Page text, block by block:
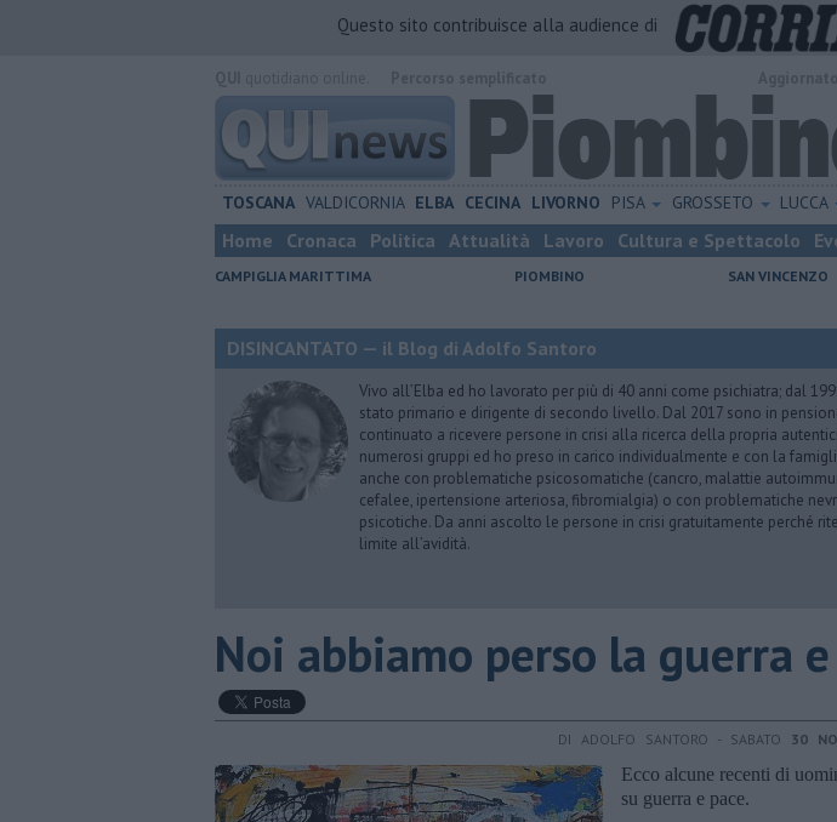
Questo sito contribuisce alla audience di
TOSCANA VALDICORNIA ELBA CECINA LIVORNO PISA GROSSETO LUCCA
Home Cronaca Politica Attualità Lavoro Cultura e Spettacolo
CAMPIGLIA MARITTIMA PIOMBINO SAN VINCENZO
DISINCANTATO — il Blog di Adolfo Santoro
Vivo all’Elba ed ho lavorato per più di 40 anni come psichiatra; dal
stato primario e dirigente di secondo livello. Dal 2017 sono in
continuato a ricevere persone in crisi alla ricerca della propria
numerosi gruppi ed ho preso in carico individualmente e con la
anche con problematiche psicosomatiche (cancro, malattie
cefalee, ipertensione arteriosa, fibromialgia) o con problematiche
psicotiche. Da anni ascolto le persone in crisi gratuitamente perché
limite all’avidità.
Noi abbiamo perso la guerra
DI ADOLFO SANTORO - SABATO 30
Ecco alcune recenti di
su guerra e pace.